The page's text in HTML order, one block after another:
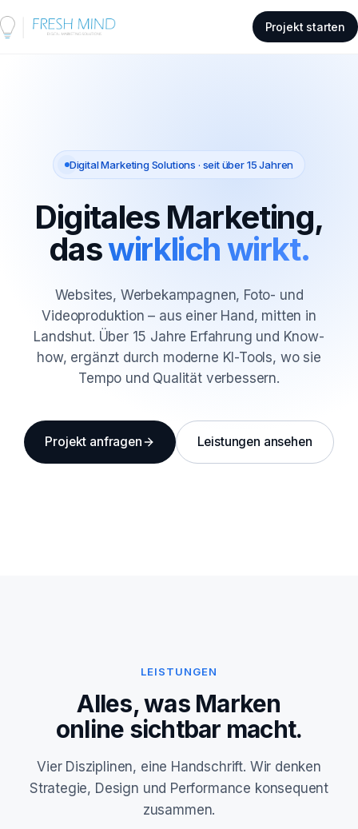
Projekt starten
Digital Marketing Solutions · seit über 15 Jahren
Digitales Marketing,
daswirklich wirkt.
Websites, Werbekampagnen, Foto- und
Videoproduktion – aus einer Hand, mitten in
Landshut. Über 15 Jahre Erfahrung und Know-
how, ergänzt durch moderne KI-Tools, wo sie
Tempo und Qualität verbessern.
Projekt anfragen Leistungen ansehen
LEISTUNGEN
Alles, was Marken
online sichtbar macht.
Vier Disziplinen, eine Handschrift. Wir denken
Strategie, Design und Performance konsequent
zusammen.